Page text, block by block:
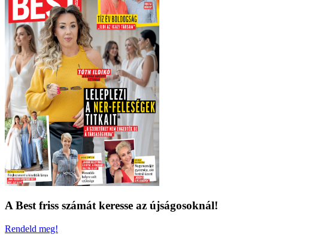
A Best friss számát keresse az újságosoknál!
Rendeld meg!